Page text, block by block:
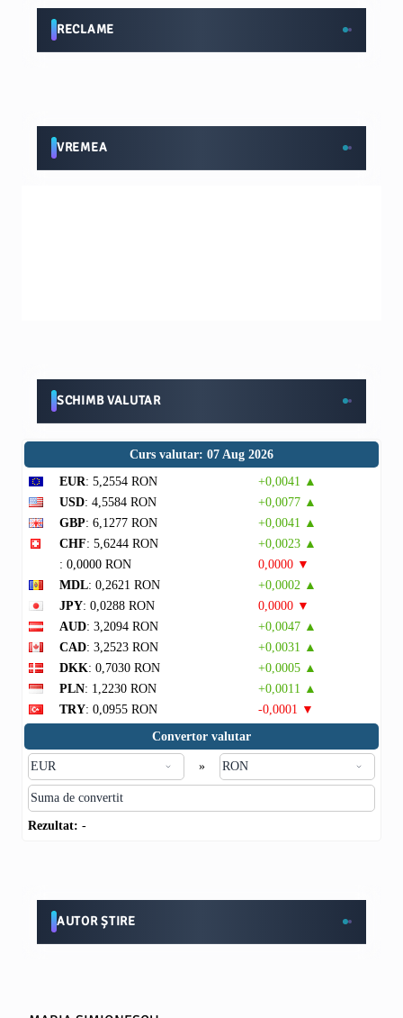
RECLAME
VREMEA
SCHIMB VALUTAR
Curs valutar: 07 Aug 2026
EUR: 5,2554 RON
+0,0041 ▲
USD: 4,5584 RON
+0,0077 ▲
GBP: 6,1277 RON
+0,0041 ▲
CHF: 5,6244 RON
+0,0023 ▲
: 0,0000 RON
0,0000 ▼
MDL: 0,2621 RON
+0,0002 ▲
JPY: 0,0288 RON
0,0000 ▼
AUD: 3,2094 RON
+0,0047 ▲
CAD: 3,2523 RON
+0,0031 ▲
DKK: 0,7030 RON
+0,0005 ▲
PLN: 1,2230 RON
+0,0011 ▲
TRY: 0,0955 RON
-0,0001 ▼
Convertor valutar
»
Rezultat: -
AUTOR ȘTIRE